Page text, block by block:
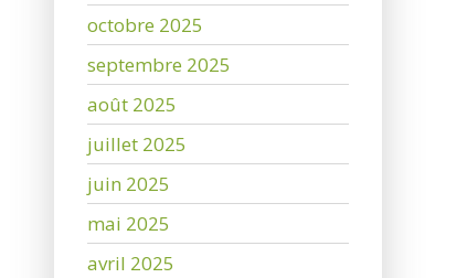
octobre 2025
septembre 2025
août 2025
juillet 2025
juin 2025
mai 2025
avril 2025